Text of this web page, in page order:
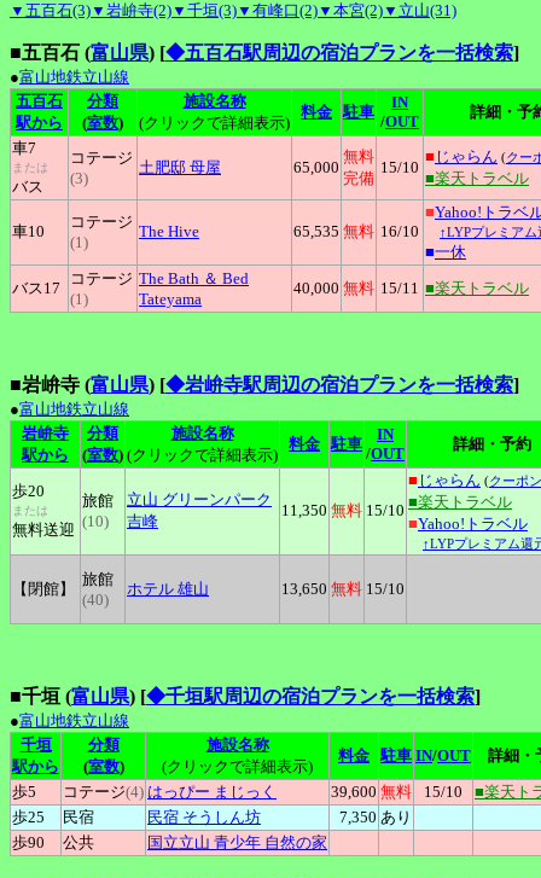
▼五百石(3)▼岩峅寺(2)▼千垣(3)▼有峰口(2)▼本宮(2)▼立山(31)
■五百石 (富山県) [◆五百石駅周辺の宿泊プランを一括検索]
●富山地鉄立山線
五百石
駅から
分類
(室数)
施設名称
(クリックで詳細表示)
料金 駐車
IN
/OUT
詳細・予
車7
または
バス
コテージ
(3)
土肥邸 母屋 65,000
無料
完備
15/10
■ じゃらん (クー
■楽天トラベル
車10
コテージ
(1)
The Hive 65,535 無料 16/10
■Yahoo!トラベ
↑LYPプレミア
■一休
バス17
コテージ
(1)
The Bath ＆ Bed
Tateyama
40,000 無料 15/11 ■楽天トラベル
■岩峅寺 (富山県) [◆岩峅寺駅周辺の宿泊プランを一括検索]
●富山地鉄立山線
岩峅寺
駅から
分類
(室数)
施設名称
(クリックで詳細表示)
料金 駐車
IN
/OUT
詳細・予約
歩20
または
無料送迎
旅館
(10)
立山 グリーンパーク
吉峰
11,350 無料 15/10
■ じゃらん (クーポン
■楽天トラベル
■Yahoo!トラベル
↑LYPプレミアム還
【閉館】
旅館
(40)
ホテル 雄山 13,650 無料 15/10
■千垣 (富山県) [◆千垣駅周辺の宿泊プランを一括検索]
●富山地鉄立山線
千垣
駅から
分類
(室数)
施設名称
(クリックで詳細表示)
料金 駐車 IN/OUT
詳細・
歩5
コテージ(4) はっぴー まじっく 39,600 無料 15/10
■楽天ト
歩25
民宿 民宿 そうしん坊 7,350 あり
歩90
公共 国立立山 青少年 自然の家